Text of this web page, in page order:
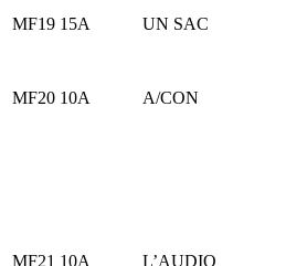
MF19 15A UN SAC
MF20 10A A/CON
MF21 10A L’AUDIO